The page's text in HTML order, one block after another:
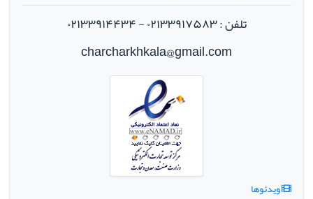
تلفن : ۰۲۱۳۳۹۱۷۵۸۳ - ۰۲۱۳۳۹۱۴۴۳۴
charcharkhkala@gmail.com
ویدئوها